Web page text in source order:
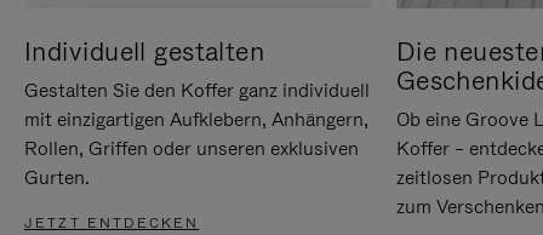
Individuell gestalten
Gestalten Sie den Koffer ganz individuell
mit einzigartigen Aufklebern, Anhängern,
Rollen, Griffen oder unseren exklusiven
Gurten.
JETZT ENTDECKEN
Die
Ob eine Groove
Koffer –
zeitlosen
zum